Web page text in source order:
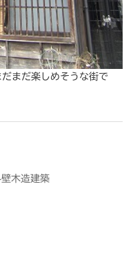
まだ楽しめそうな街で
木造建築